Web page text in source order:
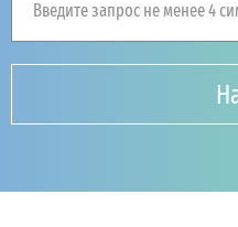
Введите запрос не менее 4